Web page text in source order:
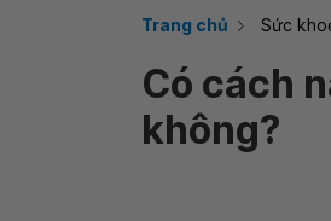
Trang chủ Sức
Có cách
không?